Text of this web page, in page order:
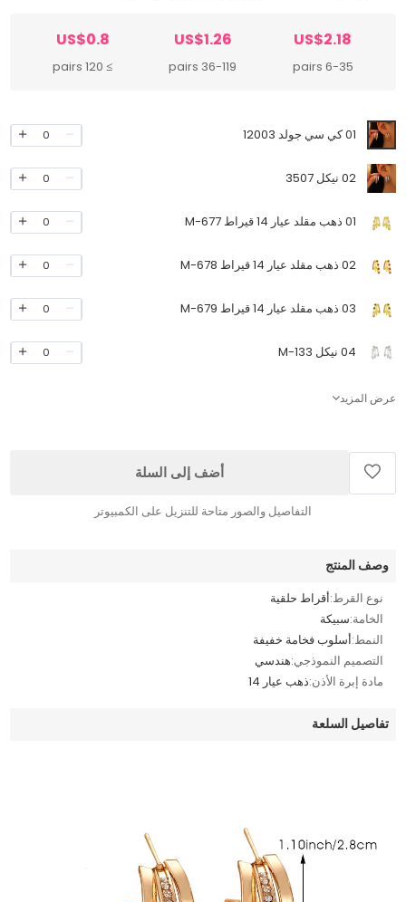
US$2.18
6-35 pairs
US$1.26
36-119 pairs
US$0.8
≥ 120 pairs
01 كي سي جولد 12003 0
02 نيكل 3507 0
01 ذهب مقلد عيار 14 قيراط M-677 0
02 ذهب مقلد عيار 14 قيراط M-678 0
03 ذهب مقلد عيار 14 قيراط M-679 0
04 نيكل M-133 0
عرض المزيد
أضف إلى السلة
التفاصيل والصور متاحة للتنزيل على الكمبيوتر
وصف المنتج
نوع القرط:أقراط حلقية
الخامة:سبيكة
النمط:أسلوب فخامة خفيفة
التصميم النموذجي:هندسي
مادة إبرة الأذن:ذهب عيار 14
تفاصيل السلعة